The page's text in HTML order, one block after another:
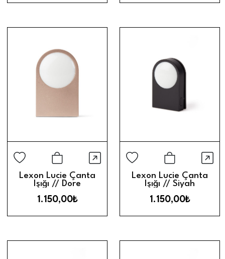
Sepete Ekle
Hızlı Görünüm
Lexon Lucie Çanta
Işığı // Dore
1.150,00₺
Sepete
Lexon Lucie Çanta
Işığı // Siyah
1.150,00₺